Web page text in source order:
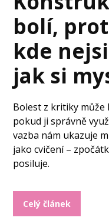
bolí,
kde
jak si
Bolest z kritiky
pokud ji správně
vazba nám ukazuje
jako cvičení –
posiluje.
Celý článek